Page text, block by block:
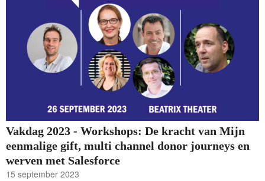
Vakdag 2023 - Workshops: De kracht van Mijn
eenmalige gift, multi channel donor journeys en
werven met Salesforce
15 september 2023